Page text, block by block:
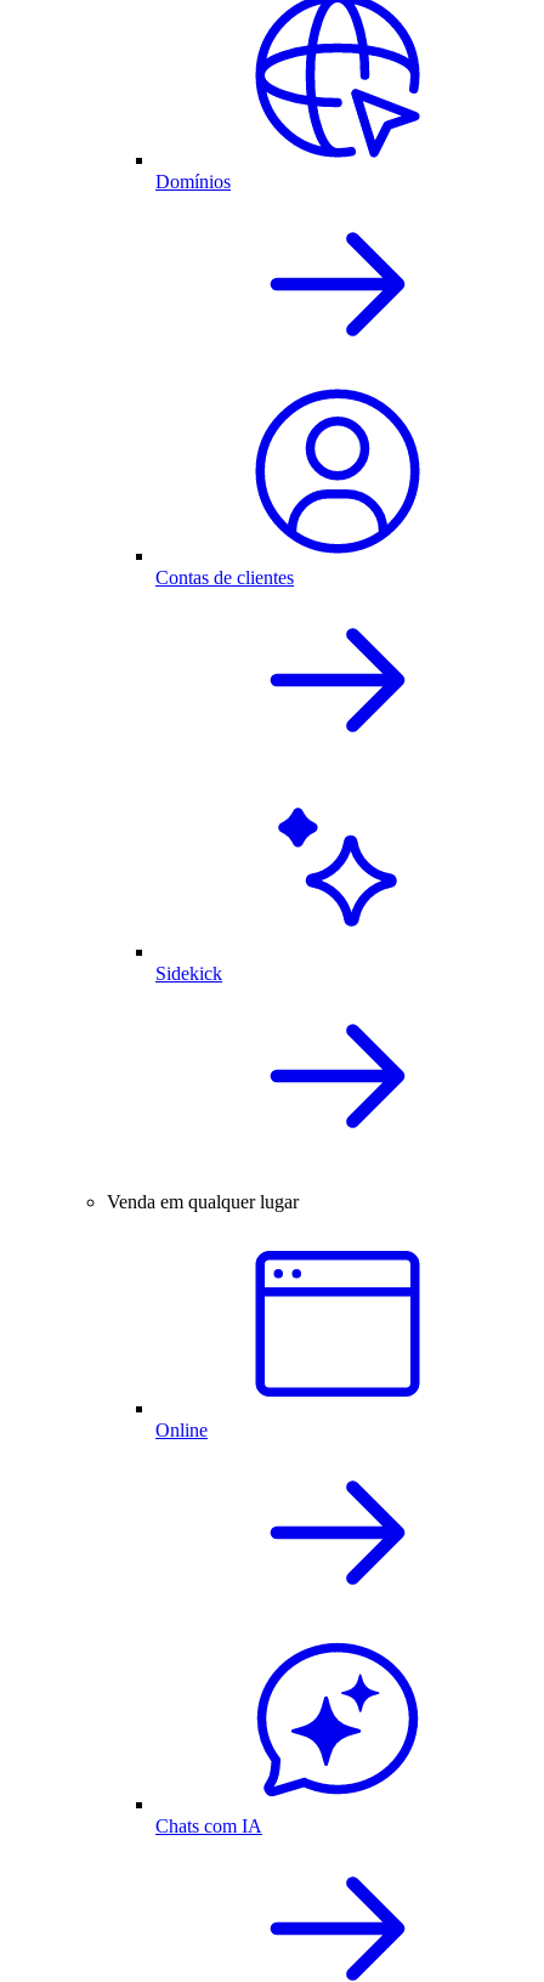
Domínios
Contas de clientes
Sidekick
Venda em qualquer lugar
Online
Chats com IA